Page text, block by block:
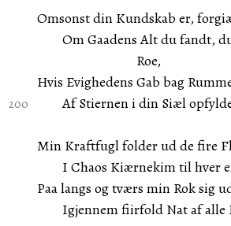
Omsonst din Kundskab er,
Om Gaadens Alt du fandt,
Roe,
Hvis Evighedens Gab bag
Af Stiernen i din Siæl
Min Kraftfugl folder ud de fire
I Chaos Kiærnekim til hver
Paa langs og tværs min Rok sig
Igjennem fiirfold Nat af alle